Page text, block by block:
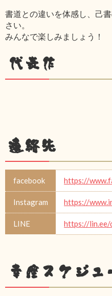
書道との違いを体感し、己
さい。
みんなで楽しみましょう！
代表作
連絡先
facebook https://
Instagram https://
LINE https://lin.ee/
幸座スケジュ